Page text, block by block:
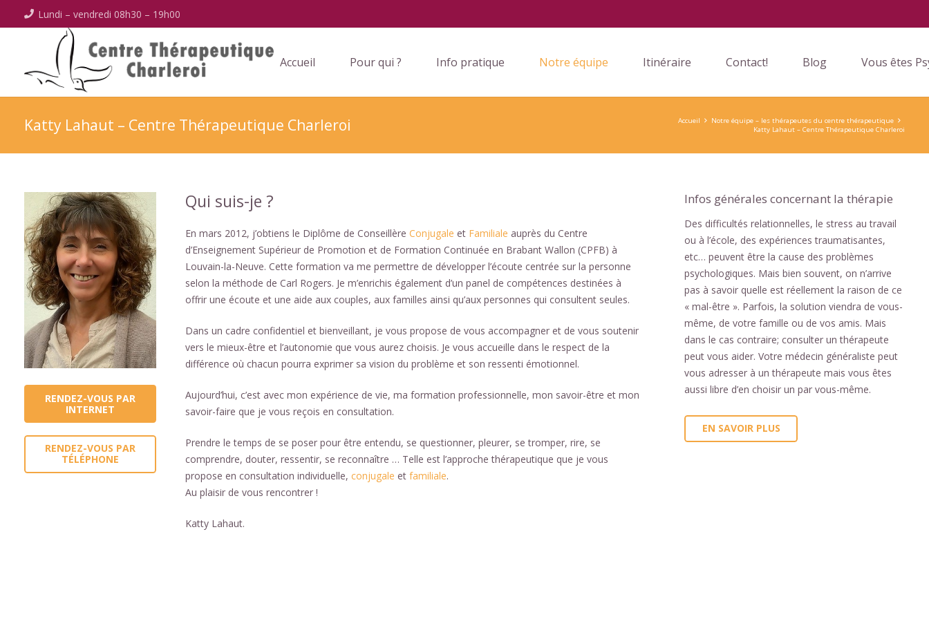
Lundi – vendredi 08h30 – 19h00
Accueil Pour qui ? Info pratique Notre équipe Itinéraire Contact! Blog Vous êtes
Katty Lahaut – Centre Thérapeutique Charleroi Accueil
Notre équipe – les thérapeutes du centre thérapeutique
Katty Lahaut – Centre Thérapeutique Charleroi
RENDEZ-VOUS PAR
INTERNET
RENDEZ-VOUS PAR
TÉLÉPHONE
Qui suis-je ?
En mars 2012, j’obtiens le Diplôme de ConseillèreConjugale et Familiale auprès du Centre
d’Enseignement Supérieur de Promotion et de Formation Continuée en Brabant Wallon (CPFB) à
Louvain-la-Neuve. Cette formation va me permettre de développer l’écoute centrée sur la personne
selon la méthode de Carl Rogers. Je m’enrichis également d’un panel de compétences destinées à
offrir une écoute et une aide aux couples, aux familles ainsi qu’aux personnes qui consultent seules.
Dans un cadre confidentiel et bienveillant, je vous propose de vous accompagner et de vous soutenir
vers le mieux-être et l’autonomie que vous aurez choisis. Je vous accueille dans le respect de la
différence où chacun pourra exprimer sa vision du problème et son ressenti émotionnel.
Aujourd’hui, c’est avec mon expérience de vie, ma formation professionnelle, mon savoir-être et mon
savoir-faire que je vous reçois en consultation.
Prendre le temps de se poser pour être entendu, se questionner, pleurer, se tromper, rire, se
comprendre, douter, ressentir, se reconnaître … Telle est l’approche thérapeutique que je vous
propose en consultation individuelle,conjugale etfamiliale.
Au plaisir de vous rencontrer !
Katty Lahaut.
Infos générales concernant la thérapie
Des difficultés relationnelles, le stress au travail
ou à l’école, des expériences traumatisantes,
etc… peuvent être la cause des problèmes
psychologiques. Mais bien souvent, on n’arrive
pas à savoir quelle est réellement la raison de ce
« mal-être ». Parfois, la solution viendra de vous-
même, de votre famille ou de vos amis. Mais
dans le cas contraire; consulter un thérapeute
peut vous aider. Votre médecin généraliste peut
vous adresser à un thérapeute mais vous êtes
aussi libre d’en choisir un par vous-même.
EN SAVOIR PLUS